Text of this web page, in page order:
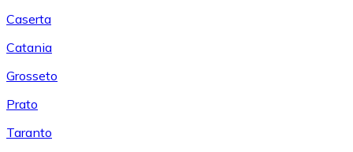
Caserta
Catania
Grosseto
Prato
Taranto